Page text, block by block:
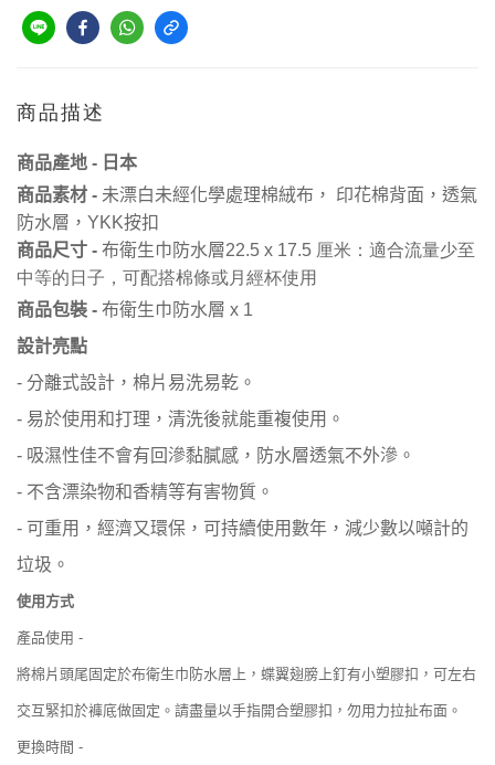
商品描述
商品產地 - 日本
商品素材 - 未漂白未經化學處理棉絨布， 印花棉背面，透氣
防水層， YKK按扣
商品尺寸 - 布衛生巾防水層22.5 x 17.5 厘米：適合流量少至
中等的日子，可配搭棉條或月經杯使用
商品包裝 - 布衛生巾防水層 x 1
設計亮點
- 分離式設計， 棉片 易洗易乾。
- 易於使用和打理，清洗後就能重複使用。
- 吸濕性佳不會有回滲黏膩感，防水層透氣不外滲。
- 不含漂染物和香精等有害物質。
- 可重用，經濟又環保，可持續使用數年，減少數以噸計的
垃圾。
使用方式
產品使用 -
將棉片頭尾固定於布衛生巾防水層上，蝶翼翅膀上釘有小塑膠扣，可左右
交互緊扣於褲底做固定。請盡量以手指開合塑膠扣，勿用力拉扯布面。
更換時間 -